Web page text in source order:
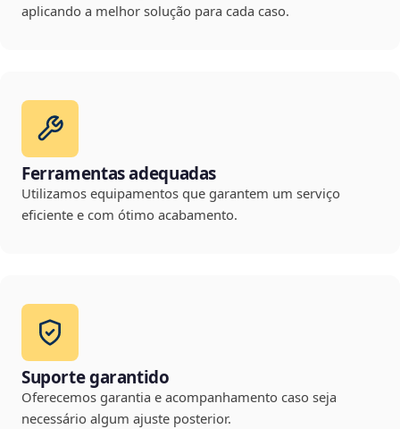
aplicando a melhor solução para cada caso.
Ferramentas adequadas
Utilizamos equipamentos que garantem um serviço
eficiente e com ótimo acabamento.
Suporte garantido
Oferecemos garantia e acompanhamento caso seja
necessário algum ajuste posterior.